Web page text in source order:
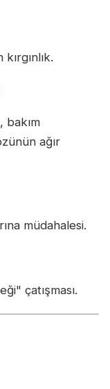
bakım
ağır
müdahalesi.
çatışması.